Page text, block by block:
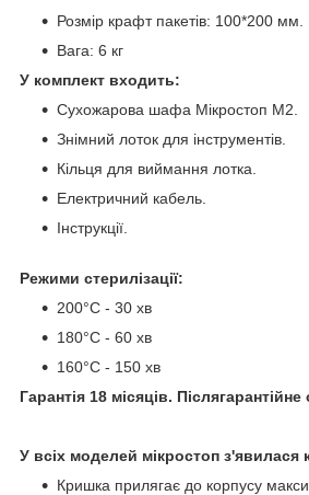
Розмір крафт пакетів: 100*200 мм.
Вага: 6 кг
У комплект входить:
Сухожарова шафа Мікростоп М2.
Знімний лоток для інструментів.
Кільця для виймання лотка.
Електричний кабель.
Інструкції.
Режими стерилізації:
200°С - 30 хв
180°С - 60 хв
160°С - 150 хв
Гарантія 18 місяців.
У всіх моделей мікростоп з'явилася
Кришка прилягає до корпусу